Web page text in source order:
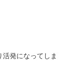
発になってしま